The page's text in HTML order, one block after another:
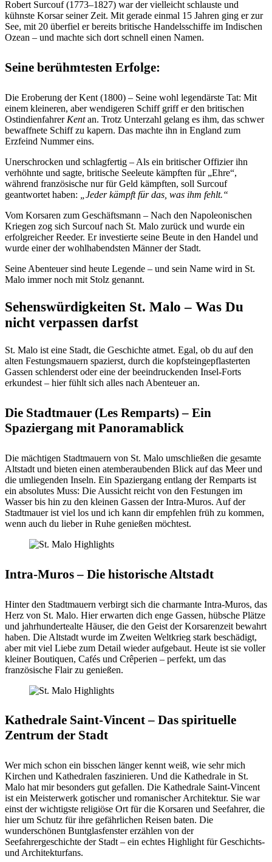
Robert Surcouf (1773–1827) war der vielleicht schlauste und
kühnste Korsar seiner Zeit. Mit gerade einmal 15 Jahren ging er zur
See, mit 20 überfiel er bereits britische Handelsschiffe im Indischen
Ozean – und machte sich dort schnell einen Namen.
Seine berühmtesten Erfolge:
Die Eroberung der Kent (1800) – Seine wohl legendärste Tat: Mit
einem kleineren, aber wendigeren Schiff griff er den britischen
Ostindienfahrer Kentan. Trotz Unterzahl gelang es ihm, das schwer
bewaffnete Schiff zu kapern. Das machte ihn in England zum
Erzfeind Nummer eins.
Unerschrocken und schlagfertig – Als ein britischer Offizier ihn
verhöhnte und sagte, britische Seeleute kämpften für „Ehre“,
während französische nur für Geld kämpften, soll Surcouf
geantwortet haben:
„Jeder kämpft für das, was ihm fehlt.“
Vom Korsaren zum Geschäftsmann – Nach den Napoleonischen
Kriegen zog sich Surcouf nach St. Malo zurück und wurde ein
erfolgreicher Reeder. Er investierte seine Beute in den Handel und
wurde einer der wohlhabendsten Männer der Stadt.
Seine Abenteuer sind heute Legende – und sein Name wird in St.
Malo immer noch mit Stolz genannt.
Sehenswürdigkeiten St. Malo – Was Du
nicht verpassen darfst
St. Malo ist eine Stadt, die Geschichte atmet. Egal, ob du auf den
alten Festungsmauern spazierst, durch die kopfsteingepflasterten
Gassen schlenderst oder eine der beeindruckenden Insel-Forts
erkundest – hier fühlt sich alles nach Abenteuer an.
Die Stadtmauer (Les Remparts) – Ein
Spaziergang mit Panoramablick
Die mächtigen Stadtmauern von St. Malo umschließen die gesamte
Altstadt und bieten einen atemberaubenden Blick auf das Meer und
die umliegenden Inseln. Ein Spaziergang entlang der Remparts ist
ein absolutes Muss: Die Aussicht reicht von den Festungen im
Wasser bis hin zu den kleinen Gassen der Intra-Muros. Auf der
Stadtmauer ist viel los und ich kann dir empfehlen früh zu kommen,
wenn auch du lieber in Ruhe genießen möchtest.
Intra-Muros – Die historische Altstadt
Hinter den Stadtmauern verbirgt sich die charmante Intra-Muros, das
Herz von St. Malo. Hier erwarten dich enge Gassen, hübsche Plätze
und jahrhundertealte Häuser, die den Geist der Korsarenzeit bewahrt
haben. Die Altstadt wurde im Zweiten Weltkrieg stark beschädigt,
aber mit viel Liebe zum Detail wieder aufgebaut. Heute ist sie voller
kleiner Boutiquen, Cafés und Crêperien – perfekt, um das
französische Flair zu genießen.
Kathedrale Saint-Vincent – Das spirituelle
Zentrum der Stadt
Wer mich schon ein bisschen länger kennt weiß, wie sehr mich
Kirchen und Kathedralen faszinieren. Und die Kathedrale in St.
Malo hat mir besonders gut gefallen. Die Kathedrale Saint-Vincent
ist ein Meisterwerk gotischer und romanischer Architektur. Sie war
einst der wichtigste religiöse Ort für die Korsaren und Seefahrer, die
hier um Schutz für ihre gefährlichen Reisen baten. Die
wunderschönen Buntglasfenster erzählen von der
Seefahrergeschichte der Stadt – ein echtes Highlight für Geschichts-
und Architekturfans.